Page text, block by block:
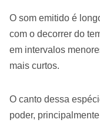
O som emitido é
com o decorrer do
em intervalos
mais curtos.
O canto dessa
poder,